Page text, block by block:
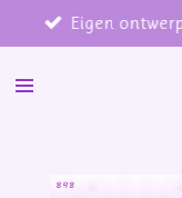
direct
naar
Eigen